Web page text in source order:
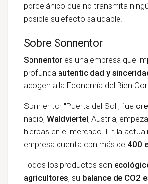
porcelánico que no transmita
posible su efecto saludable.
Sobre Sonnentor
Sonnentor es una empresa que
profunda autenticidad y
acogen a la Economía del Bien
Sonnentor "Puerta del Sol", fue
nació, Waldviertel, Austria,
hierbas en el mercado. En la
empresa cuenta con más de 400
Todos los productos son
agricultores, su balance de CO2